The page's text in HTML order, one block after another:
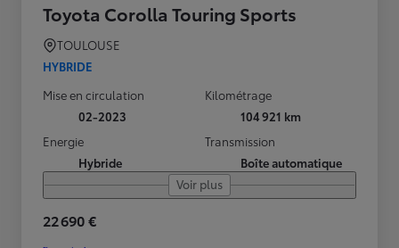
Toyota Corolla Touring Sports
TOULOUSE
HYBRIDE
Mise en circulation
02-2023
Kilométrage
104 921 km
Energie
Hybride
Transmission
Boîte automatique
Voir plus
22 690 €